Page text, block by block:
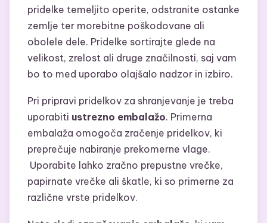
pridelke temeljito operite, odstranite ostanke
zemlje ter morebitne poškodovane ali
obolele dele. Pridelke sortirajte glede na
velikost, zrelost ali druge značilnosti, saj vam
bo to med uporabo olajšalo nadzor in izbiro.
Pri pripravi pridelkov za shranjevanje je treba
uporabiti ustrezno embalažo. Primerna
embalaža omogoča zračenje pridelkov, ki
preprečuje nabiranje prekomerne vlage.
Uporabite lahko zračno prepustne vrečke,
papirnate vrečke ali škatle, ki so primerne za
različne vrste pridelkov.